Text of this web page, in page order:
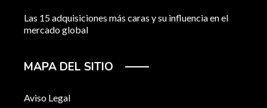
Las 15 adquisiciones más caras y su influencia en el
mercado global
MAPA DEL SITIO
Aviso Legal